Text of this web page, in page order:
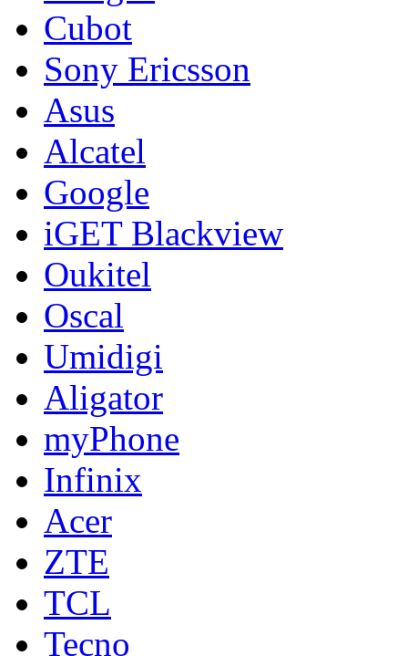
Cubot
Sony Ericsson
Asus
Alcatel
Google
iGET Blackview
Oukitel
Oscal
Umidigi
Aligator
myPhone
Infinix
Acer
ZTE
TCL
Tecno